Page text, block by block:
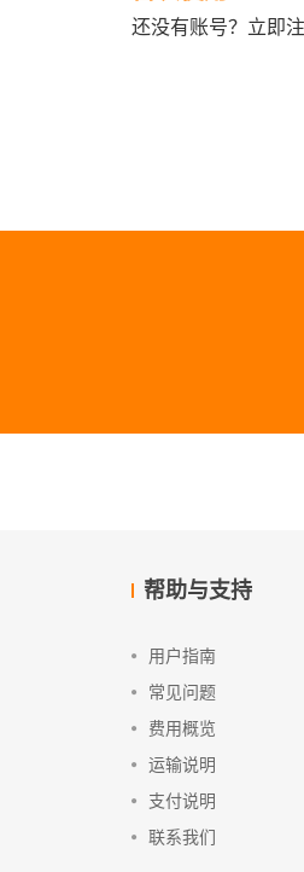
还没有账号？立即
帮助与支持
用户指南
常见问题
费用概览
运输说明
支付说明
联系我们